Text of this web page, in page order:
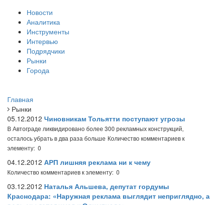
Новости
Аналитика
Инструменты
Интервью
Подрядчики
Рынки
Города
Главная
Рынки
05.12.2012 Чиновникам Тольятти поступают угрозы
В Автограде ликвидировано более 300 рекламных конструкций,
осталось убрать в два раза больше Количество комментариев к
элементу: 0
04.12.2012 АРП лишняя реклама ни к чему
Количество комментариев к элементу: 0
03.12.2012 Наталья Альшева, депутат гордумы
Краснодара: «Наружная реклама выглядит неприглядно, а